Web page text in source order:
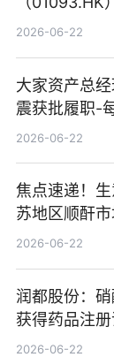
回580万股
2026-06-22
大家资产总
震获批履职-
2026-06-22
焦点速递！
苏地区顺酐
2026-06-22
润都股份：
获得药品注
2026-06-22